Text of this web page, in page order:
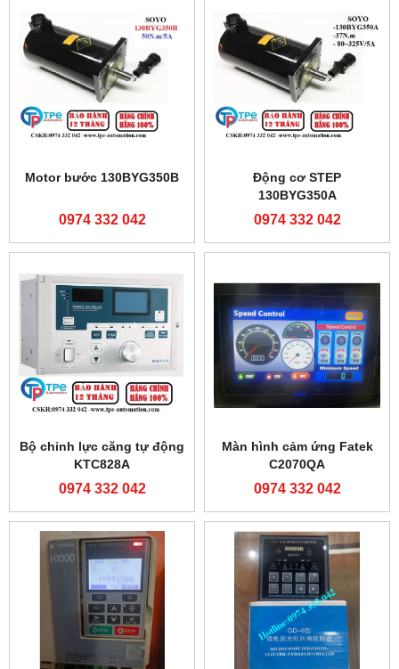
Motor bước 130BYG350B
0974 332 042
Động cơ STEP
130BYG350A
0974 332 042
Bộ chỉnh lực căng tự động
KTC828A
0974 332 042
Màn hình cảm ứng Fatek
C2070QA
0974 332 042